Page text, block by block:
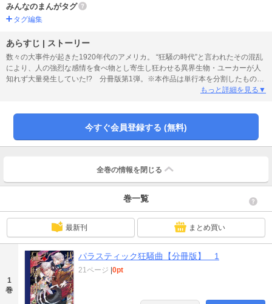
みんなのまんがタグ
タグ編集
あらすじ | ストーリー
数々の大事件が起きた1920年代のアメリカ。 “狂騒の時代”と言われたその混乱
により、人の強烈な感情を食べ物とし寄生し狂わせる異界生物・ユーカーが人
知れず大量発生していた!? 分冊版第1弾。※本作品は単行本を分割したもの
で、本編内容は同一のものとなります。重複購入にご注意ください。もっと詳細を見る▼
今すぐ会員登録する (無料)
全巻の情報を 閉じる
巻一覧
最新刊 まとめ買い
1
巻
パラスティック狂騒曲【分冊版】 1
21ページ |0pt